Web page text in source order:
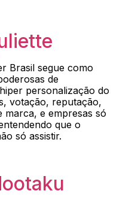
Brasil segue como
de
personalização do
votação, reputação,
marca, e empresas só
que o
só assistir.